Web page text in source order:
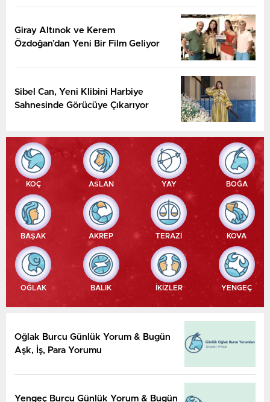
Giray Altınok ve Kerem
Özdoğan’dan Yeni Bir Film Geliyor
Sibel Can, Yeni Klibini Harbiye
Sahnesinde Görücüye Çıkarıyor
KOÇ ASLAN YAY BOĞA
BAŞAK AKREP TERAZİ KOVA
OĞLAK BALIK İKİZLER YENGEÇ
Oğlak Burcu Günlük Yorum & Bugün
Aşk, İş, Para Yorumu
Yengeç Burcu Günlük Yorum & Bugün